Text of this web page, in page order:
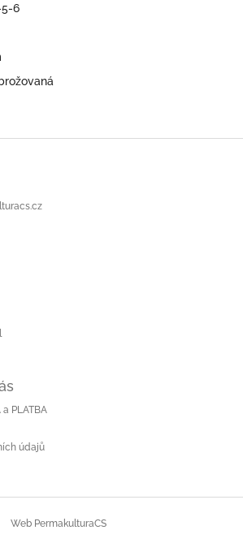
5-6
a PLATBA
údajů
Web PermakulturaCS